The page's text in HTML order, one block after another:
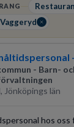
Vaggeryd
- Barn-
Jönköpings län
hos oss